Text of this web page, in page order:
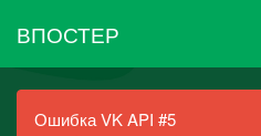
ВПОСТЕР
Ошибка VK API #5